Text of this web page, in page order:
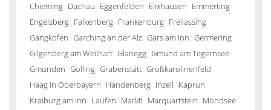
Chieming Dachau Eggenfelden Elixhausen Emmerting
Engelsberg Falkenberg Frankenburg Freilassing
Gangkofen Garching an der Alz Gars am Inn Germering
Gilgenberg am Weilhart Glanegg Gmund am Tegernsee
Gmunden Golling Grabenstätt Großkarolinenfeld
Haag in Oberbayern Handenberg Inzell Kaprun
Kraiburg am Inn Laufen Marktl Marquartstein Mondsee